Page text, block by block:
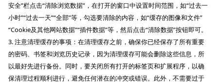
安全”栏点击“清除浏览数据”，在打开的窗口中设置时间范围，如“过去一
小时”“过去一天”“全部”等，勾选要清除的内容，如“缓存的图像和文件”
“Cookie及其他网站数据”“插件数据”等，然后点击“清除数据”按钮即可。
3. 注意清理缓存的事项：在清理缓存之前，确保你已经保存了所有重要
的密码、书签和浏览历史记录，因为清理缓存可能会删除这些信息，所
以最好先进行备份。同时，要关闭所有打开的标签页和扩展程序，以确
保清理过程顺利进行，避免任何潜在的冲突或错误。此外，不需要过于